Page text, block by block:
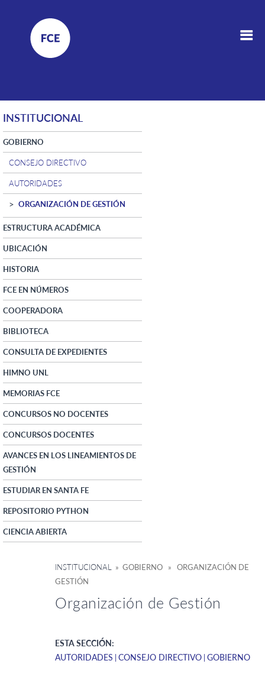
INSTITUCIONAL
GOBIERNO
CONSEJO DIRECTIVO
AUTORIDADES
ORGANIZACIÓN DE GESTIÓN
ESTRUCTURA ACADÉMICA
UBICACIÓN
HISTORIA
FCE EN NÚMEROS
COOPERADORA
BIBLIOTECA
CONSULTA DE EXPEDIENTES
HIMNO UNL
MEMORIAS FCE
CONCURSOS NO DOCENTES
CONCURSOS DOCENTES
AVANCES EN LOS LINEAMIENTOS DE
GESTIÓN
ESTUDIAR EN SANTA FE
REPOSITORIO PYTHON
CIENCIA ABIERTA
INSTITUCIONAL
» GOBIERNO » ORGANIZACIÓN DE
GESTIÓN
Organización de Gestión
ESTA SECCIÓN:
AUTORIDADES CONSEJO DIRECTIVO GOBIERNO